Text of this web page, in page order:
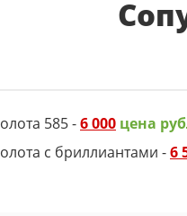
585 -6 000 цена
с бриллиантами -6